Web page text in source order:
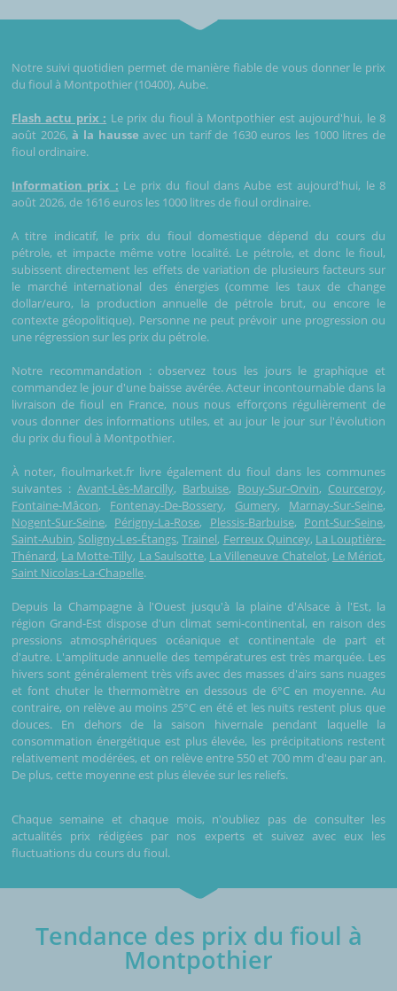
Notre suivi quotidien permet de manière fiable de vous donner le prix
du fioul à Montpothier (10400), Aube.
Flash actu prix : Le prix du fioul à Montpothier est aujourd'hui, le 8
août 2026,à la hausse avec un tarif de 1630 euros les 1000 litres de
fioul ordinaire.
Information prix : Le prix du fioul dans Aube est aujourd'hui, le 8
août 2026, de 1616 euros les 1000 litres de fioul ordinaire.
A titre indicatif, le prix du fioul domestique dépend du cours du
pétrole, et impacte même votre localité. Le pétrole, et donc le fioul,
subissent directement les effets de variation de plusieurs facteurs sur
le marché international des énergies (comme les taux de change
dollar/euro, la production annuelle de pétrole brut, ou encore le
contexte géopolitique). Personne ne peut prévoir une progression ou
une régression sur les prix du pétrole.
Notre recommandation : observez tous les jours le graphique et
commandez le jour d'une baisse avérée. Acteur incontournable dans la
livraison de fioul en France, nous nous efforçons régulièrement de
vous donner des informations utiles, et au jour le jour sur l'évolution
du prix du fioul à Montpothier.
À noter, fioulmarket.fr livre également du fioul dans les communes
suivantes : Avant-Lès-Marcilly, Barbuise, Bouy-Sur-Orvin, Courceroy,
Fontaine-Mâcon, Fontenay-De-Bossery, Gumery, Marnay-Sur-Seine,
Nogent-Sur-Seine, Périgny-La-Rose, Plessis-Barbuise, Pont-Sur-Seine,
Saint-Aubin, Soligny-Les-Étangs,Trainel, Ferreux Quincey, La Louptière-
Thénard, La Motte-Tilly, La Saulsotte, La Villeneuve Chatelot, Le Mériot,
Saint Nicolas-La-Chapelle.
Depuis la Champagne à l'Ouest jusqu'à la plaine d'Alsace à l'Est, la
région Grand-Est dispose d'un climat semi-continental, en raison des
pressions atmosphériques océanique et continentale de part et
d'autre. L'amplitude annuelle des températures est très marquée. Les
hivers sont généralement très vifs avec des masses d'airs sans nuages
et font chuter le thermomètre en dessous de 6°C en moyenne. Au
contraire, on relève au moins 25°C en été et les nuits restent plus que
douces. En dehors de la saison hivernale pendant laquelle la
consommation énergétique est plus élevée, les précipitations restent
relativement modérées, et on relève entre 550 et 700 mm d'eau par an.
De plus, cette moyenne est plus élevée sur les reliefs.
Chaque semaine et chaque mois, n'oubliez pas de consulter les
actualités prix rédigées par nos experts et suivez avec eux les
fluctuations du cours du fioul.
Tendance des prix du fioul à
Montpothier